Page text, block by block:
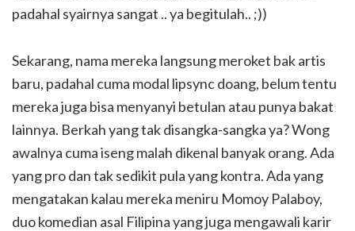
padahal syairnya sangat .. ya begitulah.. ;))
Sekarang, nama mereka langsung meroket bak artis
baru, padahal cuma modal lipsync doang, belum tentu
mereka juga bisa menyanyi betulan atau punya bakat
lainnya. Berkah yang tak disangka-sangka ya? Wong
awalnya cuma iseng malah dikenal banyak orang. Ada
yang pro dan tak sedikit pula yang kontra. Ada yang
mengatakan kalau mereka meniru Momoy Palaboy,
duo komedian asal Filipina yang juga mengawali karir